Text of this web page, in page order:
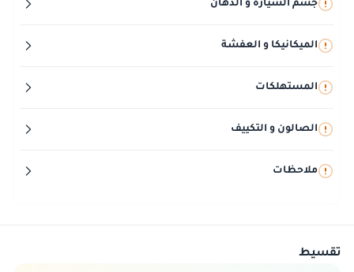
جسم السيارة و الدهان
الميكانيكا و العفشة
المستهلكات
الصالون و التكييف
ملاحظات
تقسيط